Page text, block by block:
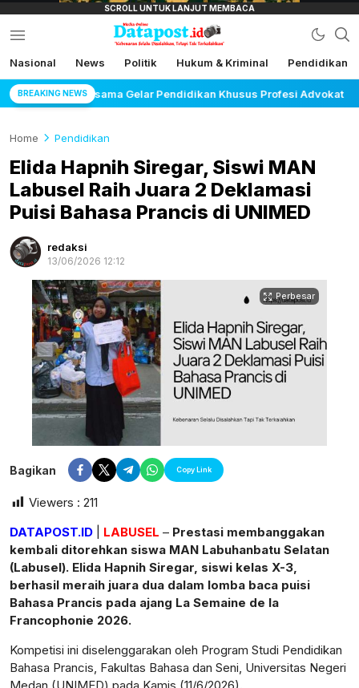
lensamata.id
postsumatera.id
Datapost.id
Kebenaran Selalu Disalahkan, Tetapi Tak
Terkalahkan
Nasional News Politik Hukum & Kriminal Pendidikan
BREAKING NEWS
Khusus Profesi Advokat Maujual Gandeng
Home Pendidikan
Elida Hapnih Siregar, Siswi MAN
Labusel Raih Juara 2 Deklamasi
Puisi Bahasa Prancis di UNIMED
redaksi
13/06/2026 12:12
Perbesar
Bagikan Copy Link
Viewers : 211
DATAPOST.ID
LABUSEL – Prestasi membanggakan
kembali ditorehkan siswa MAN Labuhanbatu Selatan
(Labusel). Elida Hapnih Siregar, siswi kelas X-3,
berhasil meraih juara dua dalam lomba baca puisi
Bahasa Prancis pada ajang La Semaine de la
Francophonie 2026.
Kompetisi ini diselenggarakan oleh Program Studi Pendidikan
Bahasa Prancis, Fakultas Bahasa dan Seni, Universitas Negeri